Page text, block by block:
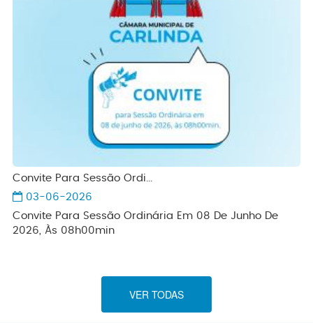
Convite Para Sessão Ordi...
03-06-2026
Convite Para Sessão Ordinária Em 08 De Junho De
2026, Às 08h00min
VER TODAS